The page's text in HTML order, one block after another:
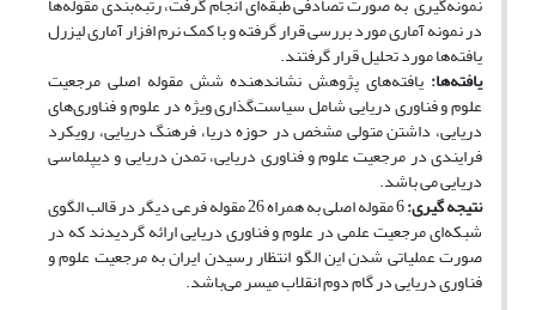
در نمونه آماری مورد بررسی قرار گرفته و با کمک نرم افزار آماری لیزرل
یافته­‌ها مورد تحلیل قرار گرفتند.
یافته‌­ها: یافته‌­های پژوهش نشان­دهنده شش مقوله اصلی مرجعیت
علوم و فناوری دریایی شامل سیاست‌گذاری ویژه در علوم و فناوری‌­های
دریایی، داشتن متولی مشخص در حوزه دریا، فرهنگ دریایی، رویکرد
فرایندی در مرجعیت علوم و فناوری دریایی، تمدن دریایی و دیپلماسی
دریایی می باشد.
نتیجه گیری: 6 مقوله اصلی به همراه 26 مقوله فرعی دیگر در قالب الگوی
شبکه­‌ای مرجعیت علمی در علوم و فناوری دریایی ارائه گردیدند که در
صورت عملیاتی شدن این الگو انتظار رسیدن ایران به مرجعیت علوم و
فناوری دریایی در گام دوم انقلاب میسر می‌­باشد.